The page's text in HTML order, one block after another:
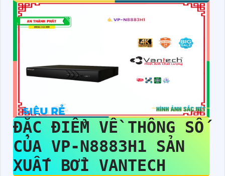
ĐẶC ĐIỂM VỀ THÔNG SỐ
CỦA VP-N8883H1 SẢN
XUẤT BỞI VANTECH